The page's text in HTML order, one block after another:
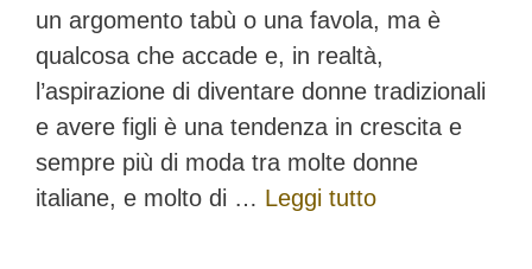
un argomento tabù o una favola, ma è
qualcosa che accade e, in realtà,
l’aspirazione di diventare donne tradizionali
e avere figli è una tendenza in crescita e
sempre più di moda tra molte donne
italiane, e molto di … Leggi tutto